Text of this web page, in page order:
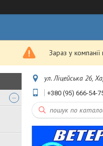
Зараз у
ул. Ліцейська 26,
+380 (95) 666-54-